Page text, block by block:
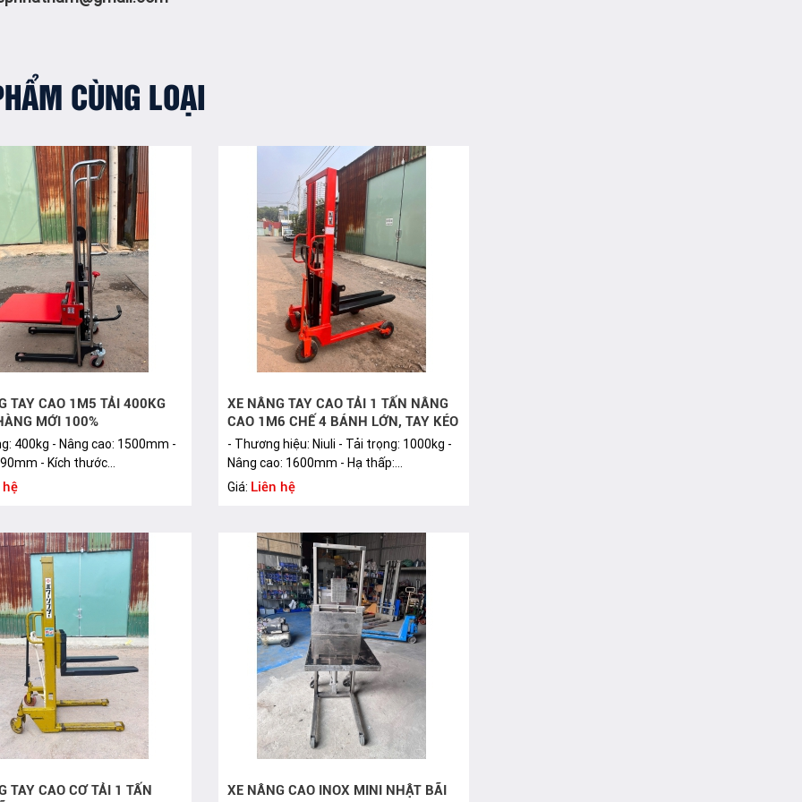
CÙNG LOẠI
TAY CAO 1M5 TẢI 400KG
MỚI 100%
400kg - Nâng cao: 1500mm -
- Kích thước...
hệ
XE NÂNG TAY CAO TẢI 1 TẤN NÂNG
CAO 1M6 CHẾ 4 BÁNH LỚN, TAY KÉO
- Thương hiệu: Niuli - Tải trọng: 1000kg -
Nâng cao: 1600mm - Hạ thấp:...
Giá: Liên hệ
TAY CAO CƠ TẢI 1 TẤN
XE NÂNG CAO INOX MINI NHẬT BÃI